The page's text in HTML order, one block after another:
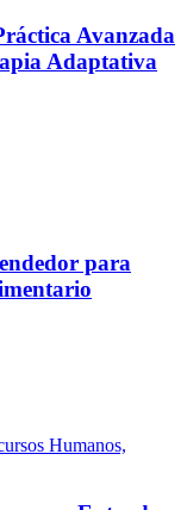
Avanzada
Adaptativa
para
Humanos,